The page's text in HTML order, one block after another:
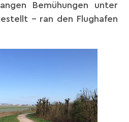
Bemühungen unter
– ran den Flughafen